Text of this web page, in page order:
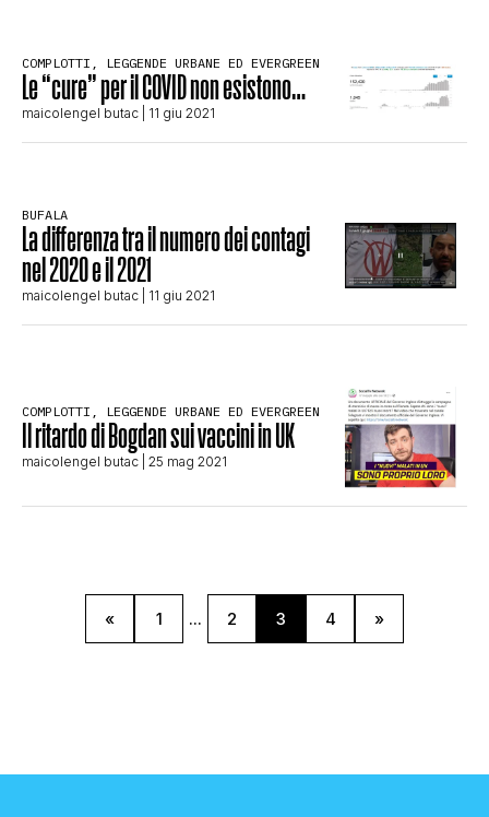
COMPLOTTI, LEGGENDE URBANE ED EVERGREEN
Le “cure” per il COVID non esistono…
maicolengel butac | 11 giu 2021
BUFALA
La differenza tra il numero dei contagi
nel 2020 e il 2021
maicolengel butac | 11 giu 2021
COMPLOTTI, LEGGENDE URBANE ED EVERGREEN
Il ritardo di Bogdan sui vaccini in UK
maicolengel butac | 25 mag 2021
« 1 ... 2 3 4 »